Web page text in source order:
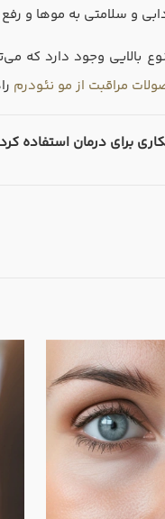
و سلامتی به موها و
تنوع بالایی وجود دارد
مراقبت از مو نئودرم
برای درمان استفاده